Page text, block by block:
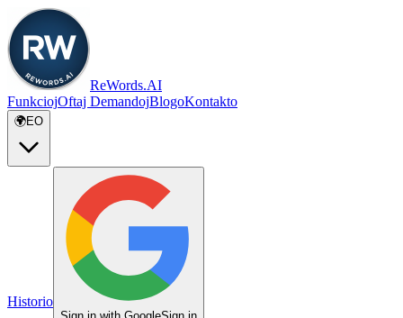
ReWords.AI
FunkciojOftaj DemandojBlogoKontakto
🌍EO
Historio